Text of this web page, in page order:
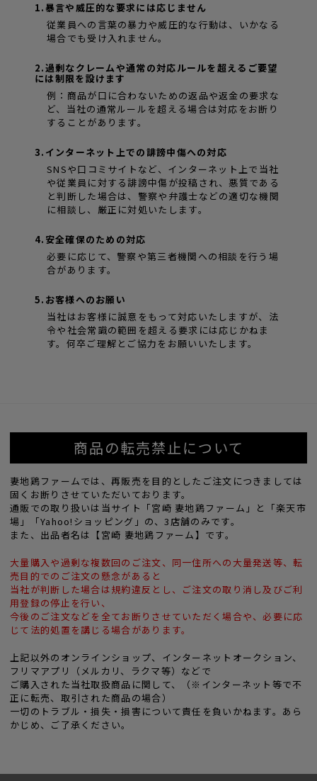
1.暴言や威圧的な要求には応じません
従業員への言葉の暴力や威圧的な行動は、いかなる
場合でも受け入れません。
2.過剰なクレームや通常の対応ルールを超えるご要望
には制限を設けます
例：商品が口に合わないための返品や返金の要求な
ど、当社の通常ルールを超える場合は対応をお断り
することがあります。
3.インターネット上での誹謗中傷への対応
SNSや口コミサイトなど、インターネット上で当社
や従業員に対する誹謗中傷が投稿され、悪質である
と判断した場合は、警察や弁護士などの適切な機関
に相談し、厳正に対処いたします。
4.安全確保のための対応
必要に応じて、警察や第三者機関への相談を行う場
合があります。
5.お客様へのお願い
当社はお客様に誠意をもって対応いたしますが、法
令や社会常識の範囲を超える要求には応じかねま
す。何卒ご理解とご協力をお願いいたします。
商品の転売禁止について
妻地鶏ファームでは、再販売を目的としたご注文につきましては
固くお断りさせていただいております。
通販での取り扱いは当サイト「宮崎 妻地鶏ファーム」と「楽天市
場」「Yahoo!ショッピング」の、3店舗のみです。
また、出品者名は【宮崎 妻地鶏ファーム】です。
大量購入や過剰な複数回のご注文、同一住所への大量発送等、転
売目的でのご注文の懸念があると
当社が判断した場合は規約違反とし、ご注文の取り消し及びご利
用登録の停止を行い、
今後のご注文などを全てお断りさせていただく場合や、必要に応
じて法的処置を講じる場合があります。
上記以外のオンラインショップ、インターネットオークション、
フリマアプリ（メルカリ、ラクマ等）などで
ご購入された当社取扱商品に関して、（※インターネット等で不
正に転売、取引された商品の場合）
一切のトラブル・損失・損害について責任を負いかねます。あら
かじめ、ご了承ください。